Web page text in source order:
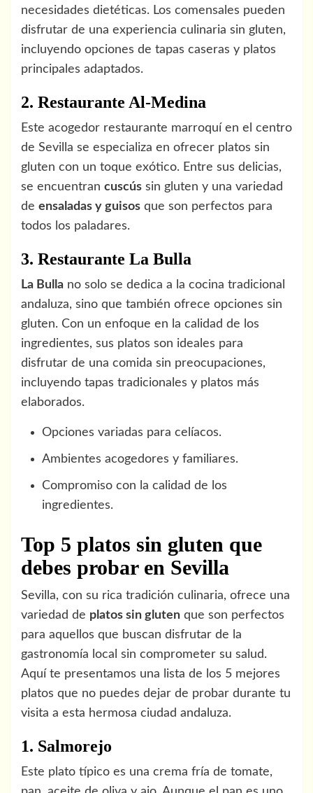
necesidades dietéticas. Los comensales pueden
disfrutar de una experiencia culinaria sin gluten,
incluyendo opciones de tapas caseras y platos
principales adaptados.
2. Restaurante Al-Medina
Este acogedor restaurante marroquí en el centro
de Sevilla se especializa en ofrecer platos sin
gluten con un toque exótico. Entre sus delicias,
se encuentran cuscús sin gluten y una variedad
de ensaladas y guisos que son perfectos para
todos los paladares.
3. Restaurante La Bulla
La Bulla no solo se dedica a la cocina tradicional
andaluza, sino que también ofrece opciones sin
gluten. Con un enfoque en la calidad de los
ingredientes, sus platos son ideales para
disfrutar de una comida sin preocupaciones,
incluyendo tapas tradicionales y platos más
elaborados.
Opciones variadas para celíacos.
Ambientes acogedores y familiares.
Compromiso con la calidad de los
ingredientes.
Top 5 platos sin gluten que
debes probar en Sevilla
Sevilla, con su rica tradición culinaria, ofrece una
variedad de platos sin gluten que son perfectos
para aquellos que buscan disfrutar de la
gastronomía local sin comprometer su salud.
Aquí te presentamos una lista de los 5 mejores
platos que no puedes dejar de probar durante tu
visita a esta hermosa ciudad andaluza.
1. Salmorejo
Este plato típico es una crema fría de tomate,